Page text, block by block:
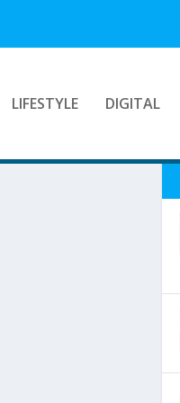
LIFESTYLE DIGITAL